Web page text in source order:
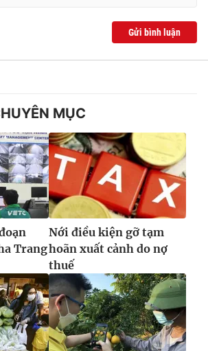
Gửi bình luận
MỤC
Trang
Nới điều kiện gỡ tạm
hoãn xuất cảnh do nợ
thuế